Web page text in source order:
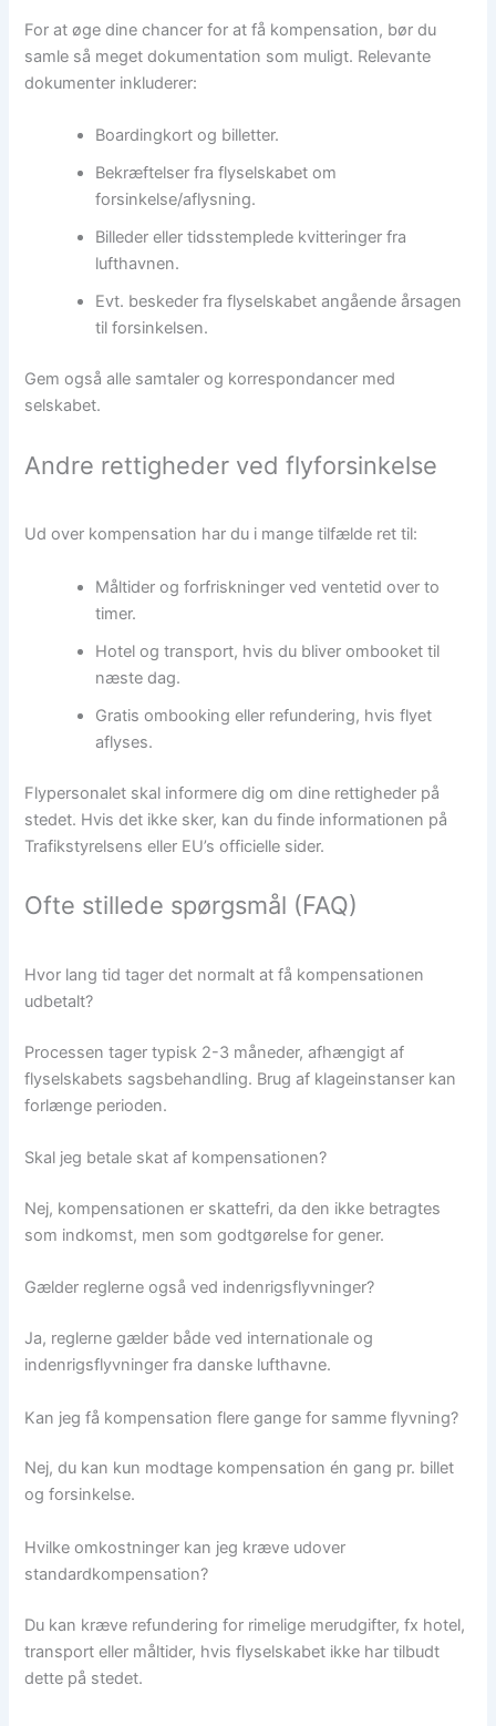
For at øge dine chancer for at få kompensation, bør du
samle så meget dokumentation som muligt. Relevante
dokumenter inkluderer:
Boardingkort og billetter.
Bekræftelser fra flyselskabet om
forsinkelse/aflysning.
Billeder eller tidsstemplede kvitteringer fra
lufthavnen.
Evt. beskeder fra flyselskabet angående årsagen
til forsinkelsen.
Gem også alle samtaler og korrespondancer med
selskabet.
Andre rettigheder ved flyforsinkelse
Ud over kompensation har du i mange tilfælde ret til:
Måltider og forfriskninger ved ventetid over to
timer.
Hotel og transport, hvis du bliver ombooket til
næste dag.
Gratis ombooking eller refundering, hvis flyet
aflyses.
Flypersonalet skal informere dig om dine rettigheder på
stedet. Hvis det ikke sker, kan du finde informationen på
Trafikstyrelsens eller EU’s officielle sider.
Ofte stillede spørgsmål (FAQ)
Hvor lang tid tager det normalt at få kompensationen
udbetalt?
Processen tager typisk 2-3 måneder, afhængigt af
flyselskabets sagsbehandling. Brug af klageinstanser kan
forlænge perioden.
Skal jeg betale skat af kompensationen?
Nej, kompensationen er skattefri, da den ikke betragtes
som indkomst, men som godtgørelse for gener.
Gælder reglerne også ved indenrigsflyvninger?
Ja, reglerne gælder både ved internationale og
indenrigsflyvninger fra danske lufthavne.
Kan jeg få kompensation flere gange for samme flyvning?
Nej, du kan kun modtage kompensation én gang pr. billet
og forsinkelse.
Hvilke omkostninger kan jeg kræve udover
standardkompensation?
Du kan kræve refundering for rimelige merudgifter, fx hotel,
transport eller måltider, hvis flyselskabet ikke har tilbudt
dette på stedet.